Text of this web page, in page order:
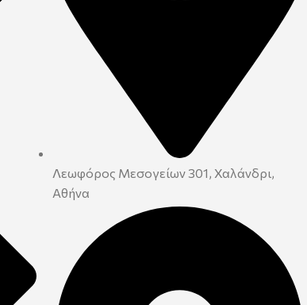
Λεωφόρος Μεσογείων 301, Χαλάνδρι,
Αθήνα